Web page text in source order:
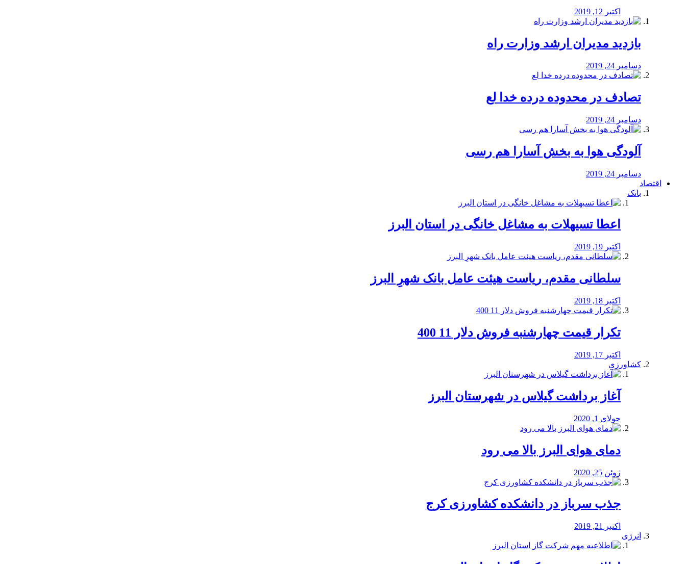
اکتبر 12, 2019
بازدید مدیران ارشد وزارت راه
دسامبر 24, 2019
تصادف در محدوده درده خدا لع
دسامبر 24, 2019
آلودگی هوا به بخش آسارا هم رسی
دسامبر 24, 2019
اقتصاد
بانک
️اعطا تسیهلات به مشاغل خانگی در استان البرز
اکتبر 19, 2019
سلطانی مقدم، ریاست هیئت عامل بانک شهرِ البرز
اکتبر 18, 2019
تکرار قیمت چهارشنبه فروش دلار 11 400
اکتبر 17, 2019
کشاورزی
آغاز برداشت گیلاس در شهرستان البرز
جولای 1, 2020
دمای هوای البرز بالا می رود
ژوئن 25, 2020
جذب سرباز در دانشکده کشاورزی کرج
اکتبر 21, 2019
انرژی